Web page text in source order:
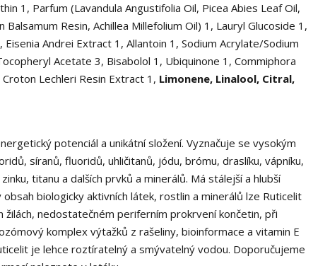
1 , Parfum (Lavandula Angustifolia Oil, Picea Abies Leaf Oil,
Resin, Achillea Millefolium Oil) 1 , Lauryl Glucoside 1 ,
, Eisenia Andrei Extract 1 , Allantoin 1 , Sodium Acrylate/Sodium
Acetate 3, Bisabolol 1 , Ubiquinone 1 , Commiphora
Croton Lechleri Resin Extract 1 , Limonene, Linalool, Citral,
potenciál a unikátní složení. Vyznačuje se vysokým
síranů, fluoridů, uhličitanů, jódu, brómu, draslíku, vápníku,
titanu a dalších prvků a minerálů. Má stálejší a hlubší
biologicky aktivních látek, rostlin a minerálů lze Ruticelit
nedostatečném periferním prokrvení končetin, při
komplex výtažků z rašeliny, bioinformace a vitamin E
je lehce roztíratelný a smývatelný vodou. Doporučujeme